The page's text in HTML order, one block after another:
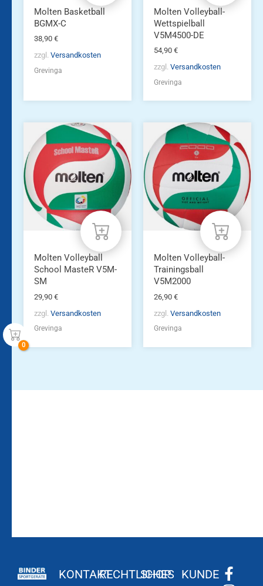
Molten Basketball
BGMX-C
38,90 €
zzgl. Versandkosten
Grevinga
Molten Volleyball-
Wettspielball
V5M4500-DE
54,90 €
zzgl. Versandkosten
Grevinga
Molten Volleyball
School MasteR V5M-
SM
29,90 €
zzgl. Versandkosten
Grevinga
Molten Volleyball-
Trainingsball
V5M2000
26,90 €
zzgl. Versandkosten
Grevinga
KONTAKTRECHTLICHES
SHOP KUNDE